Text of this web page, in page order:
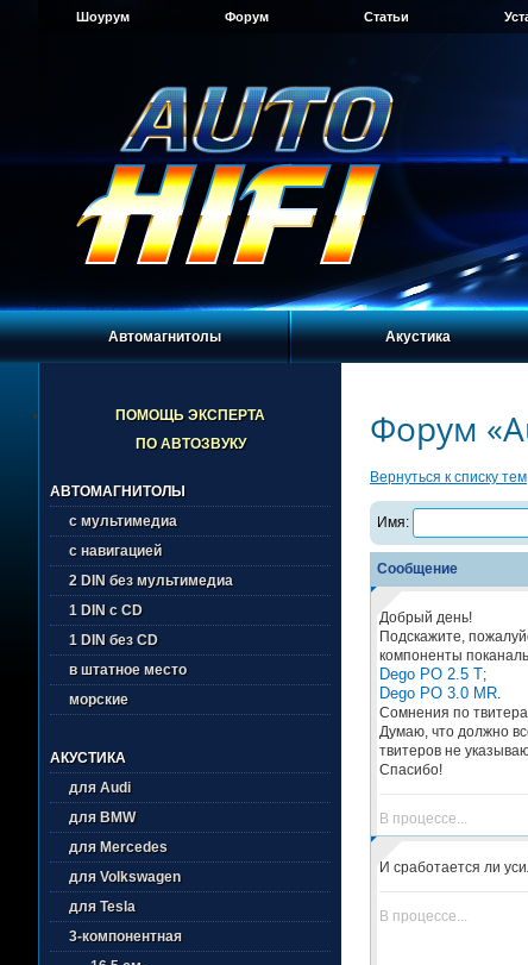
Шоурум Форум Статьи
Автомагнитолы Акустика
ПОМОЩЬ ЭКСПЕРТА
ПО АВТОЗВУКУ
АВТОМАГНИТОЛЫ
с мультимедиа
с навигацией
2 DIN без мультимедиа
1 DIN с CD
1 DIN без CD
в штатное место
морские
АКУСТИКА
для Audi
для BMW
для Mercedes
для Volkswagen
для Tesla
3-компонентная
Форум
Вернуться к списку тем
Имя:
Сообщение
Добрый день!
Подскажите,
компоненты
Dego PO 2.5 T;
Dego PO 3.0 MR.
Сомнения по
Думаю, что должно
твитеров не
Спасибо!
В процессе...
И сработается ли
В процессе...